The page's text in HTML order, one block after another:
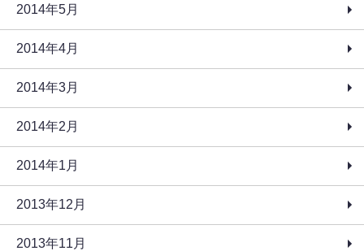
2014年5月
2014年4月
2014年3月
2014年2月
2014年1月
2013年12月
2013年11月